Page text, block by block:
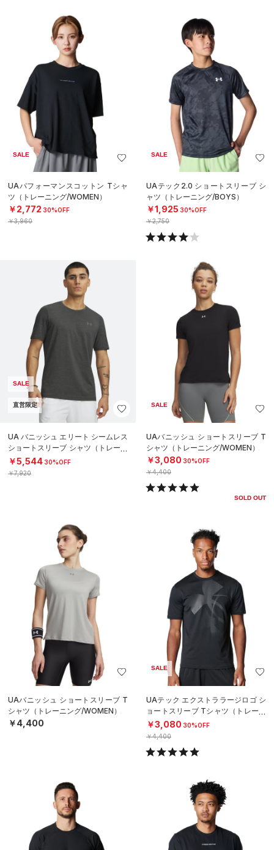
SALE
UAパフォーマンスコットン Tシャ
ツ（トレーニング/WOMEN）
￥2,772 30%OFF
￥3,960
SALE
UAテック2.0 ショートスリーブ シ
ャツ（トレーニング/BOYS）
￥1,925 30%OFF
￥2,750
SALE
直営限定
UA バニッシュ エリート シームレス
ショートスリーブ シャツ（トレーニ
ング/MEN）
￥5,54430%OFF
￥7,920
SALE
UAバニッシュ ショートスリーブ T
シャツ（トレーニング/WOMEN）
￥3,080 30%OFF
￥4,400
SOLD OUT
UAバニッシュ ショートスリーブ T
シャツ（トレーニング/WOMEN）
￥4,400
SALE
UAテック エクストララージロゴ シ
ョートスリーブ Tシャツ（トレーニ
ング/MEN）
￥3,080 30%OFF
￥4,400